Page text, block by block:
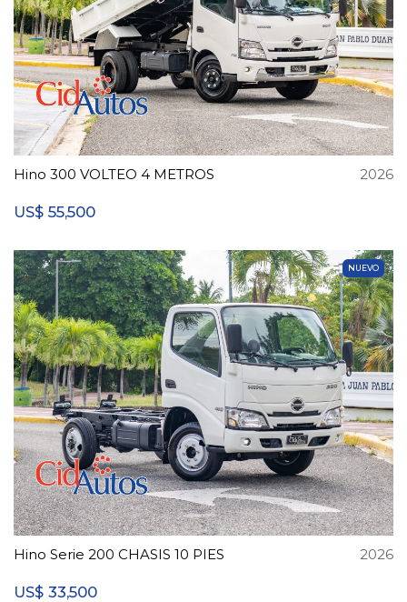
Hino 300 VOLTEO 4 METROS 2026
US$ 55,500
NUEVO
Hino Serie 200 CHASIS 10 PIES 2026
US$ 33,500